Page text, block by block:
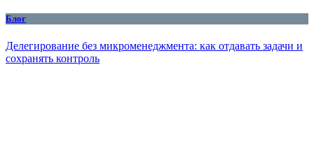
Блог
Делегирование без микроменеджмента: как отдавать задачи и
сохранять контроль